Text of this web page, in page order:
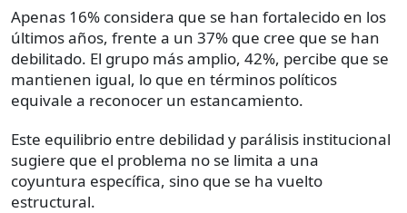
Apenas 16% considera que se han fortalecido en los
últimos años, frente a un 37% que cree que se han
debilitado. El grupo más amplio, 42%, percibe que se
mantienen igual, lo que en términos políticos
equivale a reconocer un estancamiento.
Este equilibrio entre debilidad y parálisis institucional
sugiere que el problema no se limita a una
coyuntura específica, sino que se ha vuelto
estructural.